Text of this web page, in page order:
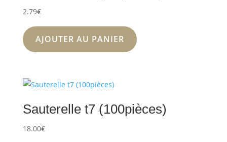
2.79€
AJOUTER AU PANIER
Sauterelle t7 (100pièces)
18.00€